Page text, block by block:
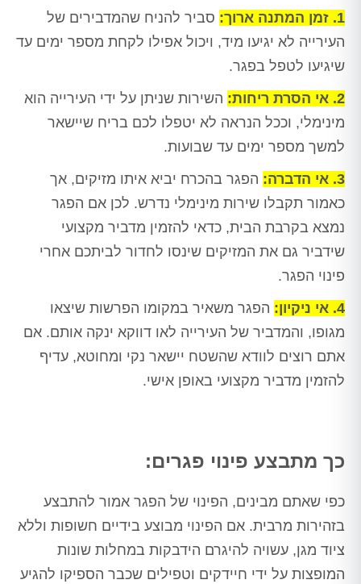
1. זמן המתנה ארוך:
סביר להניח שהמדבירים של
העירייה לא יגיעו מיד, ויכול אפילו לקחת מספר ימים עד
שיגיעו לטפל בפגר.
2. אי הסרת ריחות:
השירות שניתן על ידי העירייה הוא
מינימלי, וככל הנראה לא יטפלו לכם בריח שיישאר
למשך מספר ימים עד שבועות.
3. אי הדברה:
הפגר בהכרח יביא איתו מזיקים, אך
כאמור תקבלו שירות מינימלי נדרש. לכן אם הפגר
נמצא בקרבת הבית, כדאי להזמין מדביר מקצועי
שידביר גם את המזיקים שינסו לחדור לביתכם אחרי
פינוי הפגר.
4. אי ניקיון:
הפגר משאיר במקומו הפרשות שיצאו
מגופו, והמדביר של העירייה לאו דווקא ינקה אותם. אם
אתם רוצים לוודא שהשטח יישאר נקי ומחוטא, עדיף
להזמין מדביר מקצועי באופן אישי.
כך מתבצע פינוי פגרים:
כפי שאתם מבינים, הפינוי של הפגר אמור להתבצע
בזהירות מרבית. אם הפינוי מבוצע בידיים חשופות וללא
ציוד מגן, עשויה להיגרם הידבקות במחלות שונות
המופצות על ידי חיידקים וטפילים שכבר הספיקו להגיע